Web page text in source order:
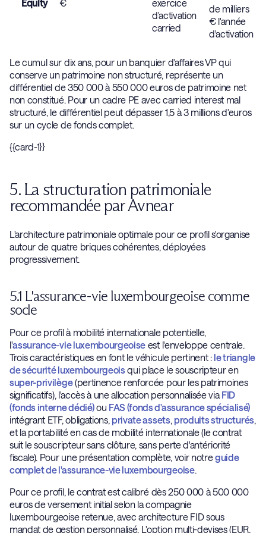
Equity €
exercice
d'activation
carried
de milliers
€ l'année
d'activation
Le cumul sur dix ans, pour un banquier d'affaires VP qui
conserve un patrimoine non structuré, représente un
différentiel de 350 000 à 550 000 euros de patrimoine net
non constitué. Pour un cadre PE avec carried interest mal
structuré, le différentiel peut dépasser 1,5 à 3 millions d'euros
sur un cycle de fonds complet.
{{card-1}}
5. La structuration patrimoniale
recommandée par Avnear
L'architecture patrimoniale optimale pour ce profil s'organise
autour de quatre briques cohérentes, déployées
progressivement.
5.1 L'assurance-vie luxembourgeoise comme
socle
Pour ce profil à mobilité internationale potentielle,
l'assurance-vie luxembourgeoise est l'enveloppe centrale.
Trois caractéristiques en font le véhicule pertinent : le triangle
de sécurité luxembourgeoisqui place le souscripteur en
super-privilège(pertinence renforcée pour les patrimoines
significatifs), l'accès à une allocation personnalisée via FID
(fonds interne dédié)ou FAS (fonds d'assurance spécialisé)
intégrant ETF, obligations, private assets, produits structurés,
et la portabilité en cas de mobilité internationale (le contrat
suit le souscripteur sans clôture, sans perte d'antériorité
fiscale). Pour une présentation complète, voir notreguide
complet de l'assurance-vie luxembourgeoise.
Pour ce profil, le contrat est calibré dès 250 000 à 500 000
euros de versement initial selon la compagnie
luxembourgeoise retenue, avec architecture FID sous
mandat de gestion personnalisé. L'option multi-devises (EUR,